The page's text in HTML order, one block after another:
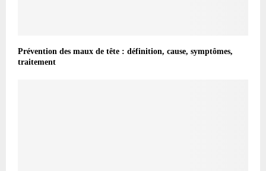
Prévention des maux de tête : définition, cause, symptômes,
traitement